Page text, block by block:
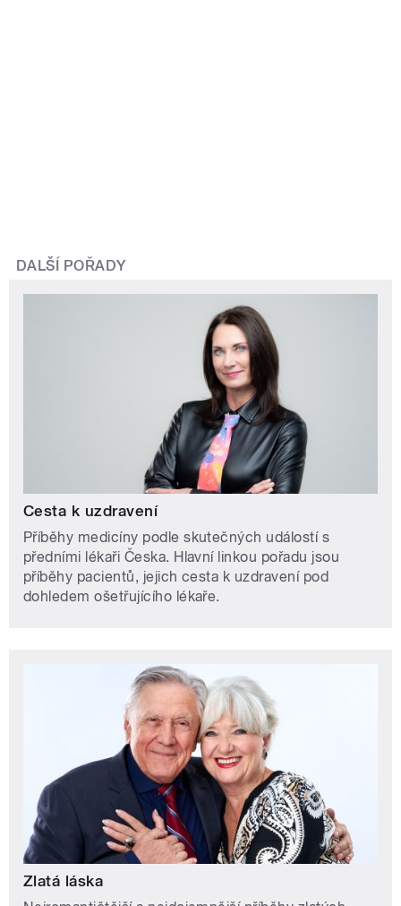
DALŠÍ POŘADY
Cesta k uzdravení
Příběhy medicíny podle skutečných událostí s
předními lékaři Česka. Hlavní linkou pořadu jsou
příběhy pacientů, jejich cesta k uzdravení pod
dohledem ošetřujícího lékaře.
Zlatá láska